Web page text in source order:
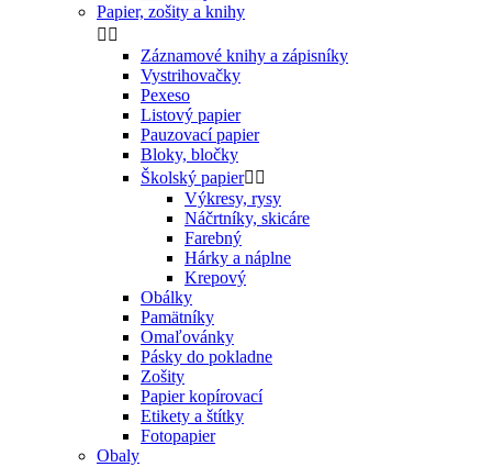
Papier, zošity a knihy
 
Záznamové knihy a zápisníky
Vystrihovačky
Pexeso
Listový papier
Pauzovací papier
Bloky, bločky
Školský papier 
Výkresy, rysy
Náčrtníky, skicáre
Farebný
Hárky a náplne
Krepový
Obálky
Pamätníky
Omaľovánky
Pásky do pokladne
Zošity
Papier kopírovací
Etikety a štítky
Fotopapier
Obaly